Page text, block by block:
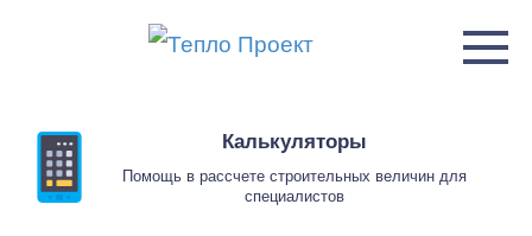
Калькуляторы
Помощь в рассчете строительных величин для
специалистов